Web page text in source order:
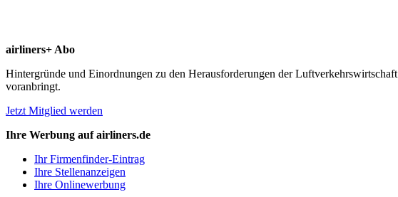
airliners+ Abo
Hintergründe und Einordnungen zu den Herausforderungen der
voranbringt.
Jetzt Mitglied werden
Ihre Werbung auf airliners.de
Ihr Firmenfinder-Eintrag
Ihre Stellenanzeigen
Ihre Onlinewerbung